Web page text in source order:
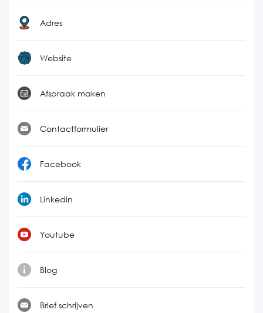
Adres
Website
Afspraak maken
Contactformulier
Facebook
Linkedin
Youtube
Blog
Brief schrijven